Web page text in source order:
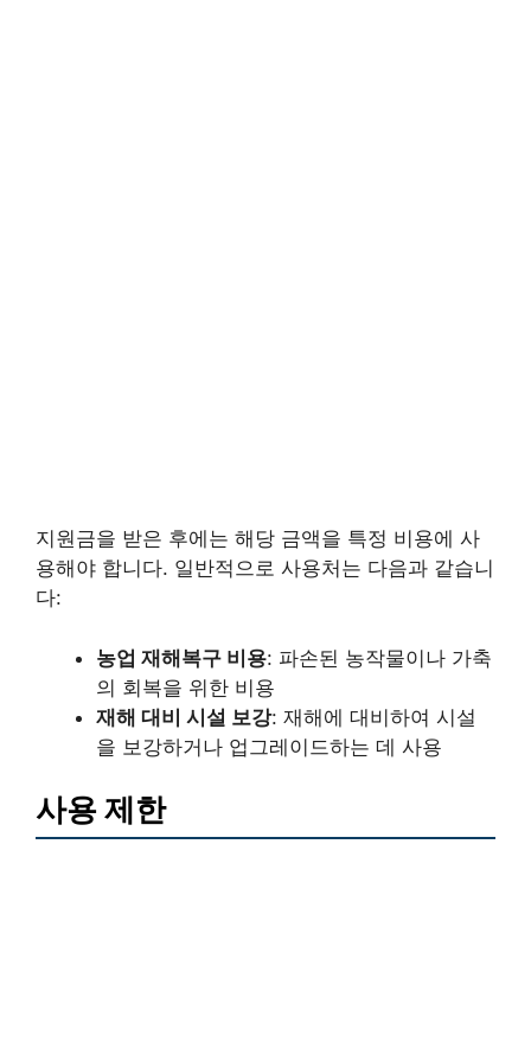
지원금을 받은 후에는 해당 금액을 특정 비용에 사
용해야 합니다. 일반적으로 사용처는 다음과 같습니
다:
농업 재해복구 비용: 파손된 농작물이나 가축
의 회복을 위한 비용
재해 대비 시설 보강: 재해에 대비하여 시설
을 보강하거나 업그레이드하는 데 사용
사용 제한